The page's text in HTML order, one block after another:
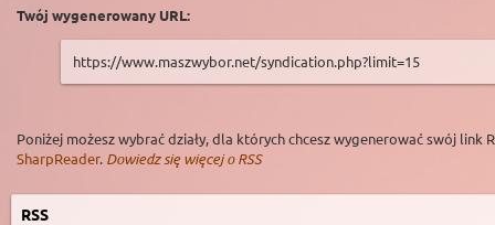
Twój wygenerowany URL:
https://www.maszwybor.net/syndication.php?limit=15
Poniżej możesz wybrać działy, dla których chcesz wygenerować swój
SharpReader. Dowiedz się więcej o RSS
RSS